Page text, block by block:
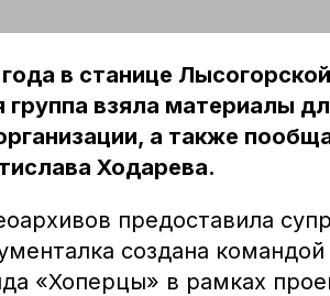
в станице
взяла материалы
а также
Ходарева.
предоставила
создана командой
«Хоперцы» в рамках